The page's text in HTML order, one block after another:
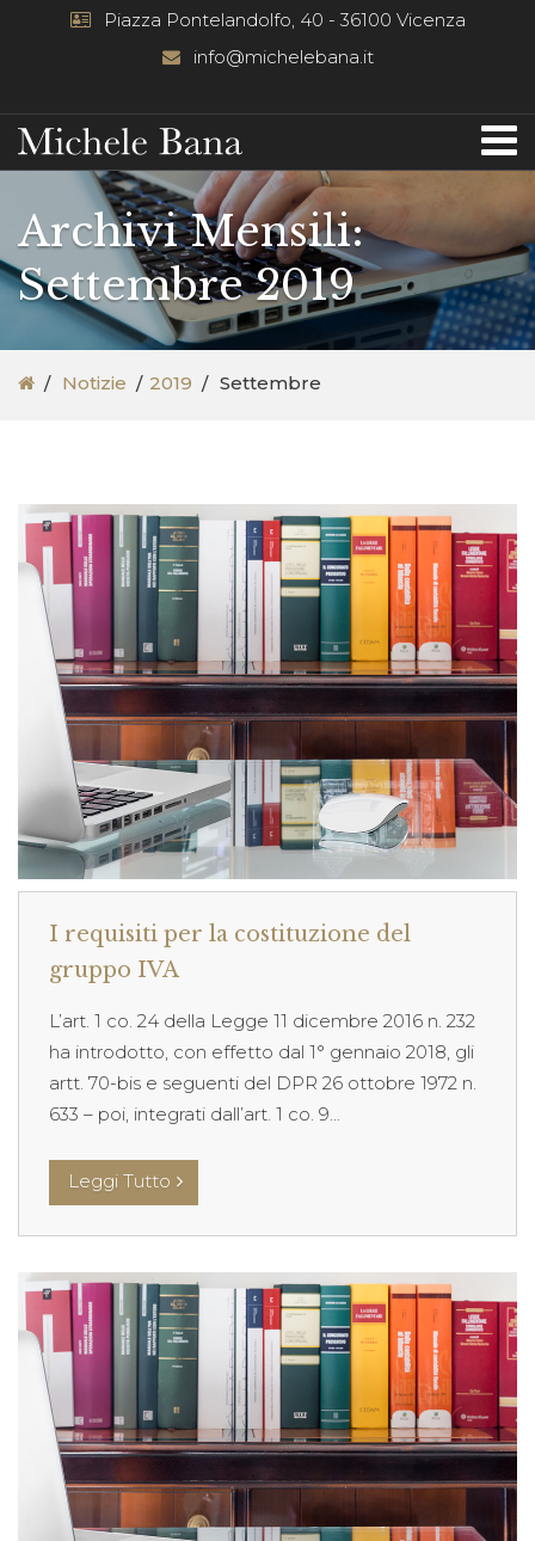
Piazza Pontelandolfo, 40 - 36100 Vicenza
info@michelebana.it
Archivi Mensili:
Settembre 2019
Notizie 2019 Settembre
I requisiti per la costituzione del
gruppo IVA
L’art. 1 co. 24 della Legge 11 dicembre 2016 n. 232
ha introdotto, con effetto dal 1° gennaio 2018, gli
artt. 70-bis e seguenti del DPR 26 ottobre 1972 n.
633 – poi, integrati dall’art. 1 co. 9...
Leggi Tutto